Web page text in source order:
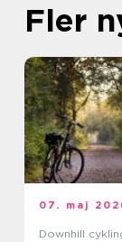
Fler
07. maj
Downhill